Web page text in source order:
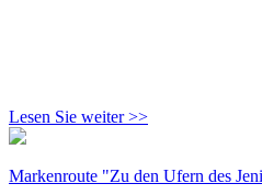
Lesen Sie weiter >>
Markenroute "Zu den Ufern des